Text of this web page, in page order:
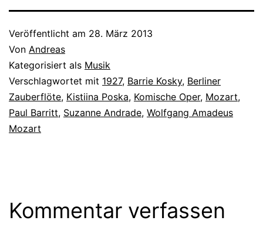
Veröffentlicht am 28. März 2013
Von Andreas
Kategorisiert als Musik
Verschlagwortet mit 1927, Barrie Kosky, Berliner
Zauberflöte, Kistiina Poska, Komische Oper, Mozart,
Paul Barritt, Suzanne Andrade, Wolfgang Amadeus
Mozart
Kommentar verfassen